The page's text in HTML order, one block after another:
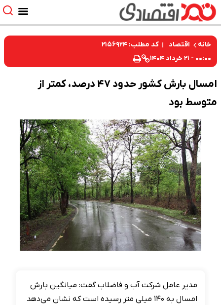
خانه اقتصاد
کد مطلب: ۲۱۵۶۹۲۴
۰۰:۰۰ - ۲۱ خرداد ۱۴۰۴
امسال بارش کشور حدود ۴۷ درصد، کمتر از
متوسط بود
مدیر عامل شرکت آب و فاضلاب گفت: میانگین بارش
امسال به ۱۴۰ میلی متر رسیده است که نشان می‌دهد